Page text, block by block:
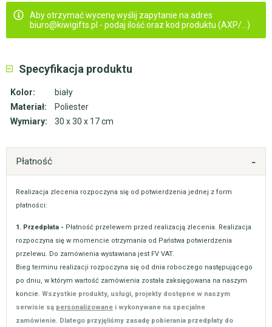
Aby otrzymać wycenę wyślij zapytanie na adres
biuro@kiwigifts.pl - podaj ilość oraz kod produktu (AXP/...)
Specyfikacja produktu
Kolor:
biały
Materiał:
Poliester
Wymiary:
30 x 30 x 17 cm
Płatność
Realizacja zlecenia rozpoczyna się od potwierdzenia jednej z form
płatności:
1. Przedpłata - Płatność przelewem przed realizacją zlecenia. Realizacja
rozpoczyna się w momencie otrzymania od Państwa potwierdzenia
przelewu. Do zamówienia wystawiana jest FV VAT.
Bieg terminu realizacji rozpoczyna się od dnia roboczego następującego
po dniu, w którym wartość zamówienia została zaksięgowana na naszym
koncie. Wszystkie produkty, usługi, projekty dostępne w naszym
serwisie są personalizowane i wykonywane na specjalne
zamówienie. Dlatego przyjęliśmy zasadę pobierania przedpłaty do